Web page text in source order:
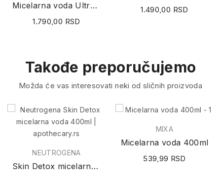
Micelarna voda Ultra za osetljivu kožu 400ml
1.790,00 RSD
1.490,00 RSD
Takođe preporučujemo
Možda će vas interesovati neki od sličnih proizvoda
NEUTROGENA
Skin Detox micelarna voda 400ml
MIXA
Micelarna voda 400ml
539,99 RSD